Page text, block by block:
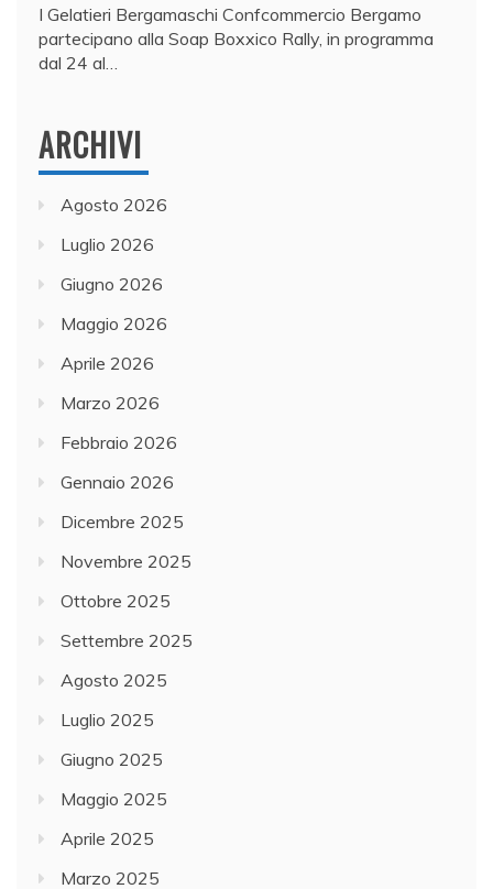
I Gelatieri Bergamaschi Confcommercio Bergamo
partecipano alla Soap Boxxico Rally, in programma
dal 24 al…
ARCHIVI
Agosto 2026
Luglio 2026
Giugno 2026
Maggio 2026
Aprile 2026
Marzo 2026
Febbraio 2026
Gennaio 2026
Dicembre 2025
Novembre 2025
Ottobre 2025
Settembre 2025
Agosto 2025
Luglio 2025
Giugno 2025
Maggio 2025
Aprile 2025
Marzo 2025